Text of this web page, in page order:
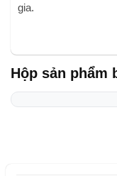
gia.
Hộp sản phẩm